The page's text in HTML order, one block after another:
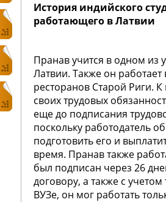
История индийского
работающего в Латвии
Пранав учится в одном из
Латвии. Также он
ресторанов Старой Риги.
своих трудовых
еще до подписания
поскольку работодатель
подготовить его и
время. Пранав также
был подписан через 26
договору, а также с
ВУЗе, он мог работать